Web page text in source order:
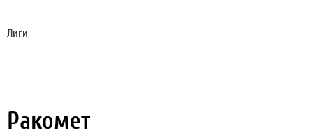
Лиги
Ракомет